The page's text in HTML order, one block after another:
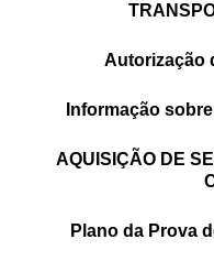
Autorização
Informação
AQUISIÇÃO DE
Plano da Prova